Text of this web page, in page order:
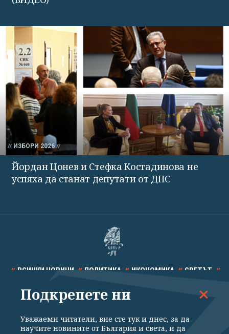
ИЗБОРИ 2026
Йордан Цонев и Стефка Костадинова не
успяха да станат депутати от ДПС
ВСИЧКИ НОВИНИ ПОЛИТИКА ИКОНОМИКА СВЕТЪТ
СПОРТ КУЛТУРА ТЕХНОЛОГИИ КАЛЕЙДОСКОП
Подкрепете ни
Уважаеми читатели, вие сте тук и днес, за да
научите новините от България и света, и да